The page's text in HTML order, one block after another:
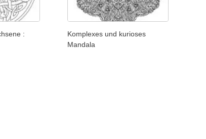
:
Komplexes und kurioses
Mandala